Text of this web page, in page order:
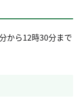
から12時30分まで